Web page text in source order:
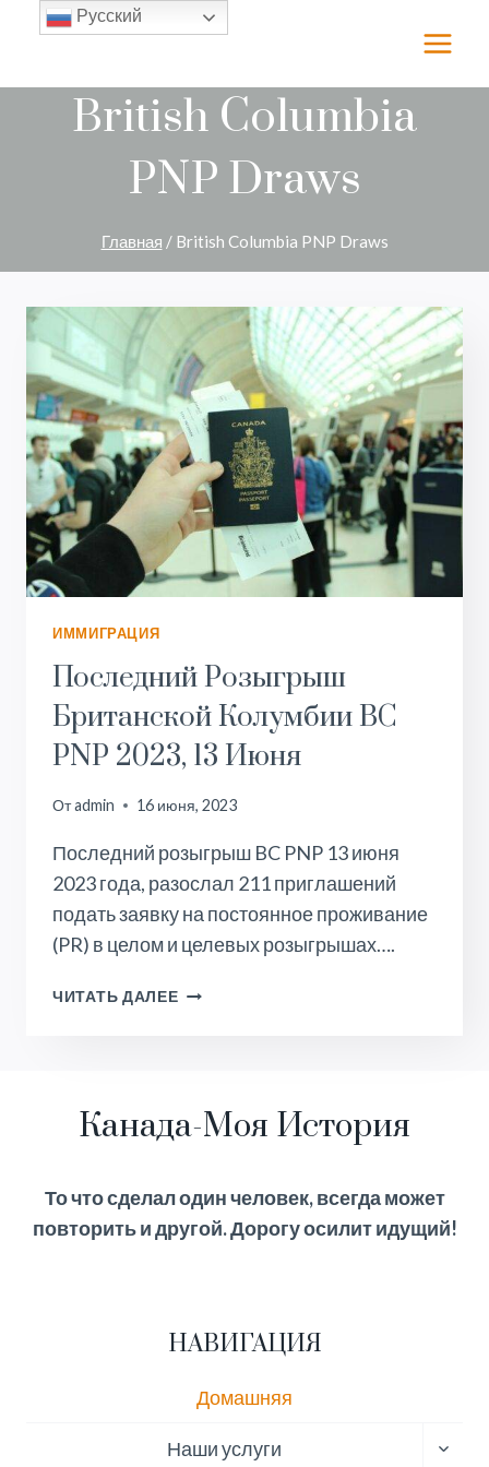
Перейти
British Columbia
PNP Draws
Главная / British Columbia PNP Draws
ИММИГРАЦИЯ
Последний Розыгрыш
Британской Колумбии BC
PNP 2023, 13 Июня
Отadmin 16 июня, 2023
Последний розыгрыш BC PNP 13 июня
2023 года, разослал 211 приглашений
подать заявку на постоянное проживание
(PR) в целом и целевых розыгрышах….
ЧИТАТЬ ДАЛЕЕПОСЛЕДНИЙ
PNP
2023,
ИЮНЯ
Канада-Моя История
То что сделал один человек, всегда может
повторить и другой. Дорогу осилит идущий!
НАВИГАЦИЯ
Домашняя
Наши услуги
Русский